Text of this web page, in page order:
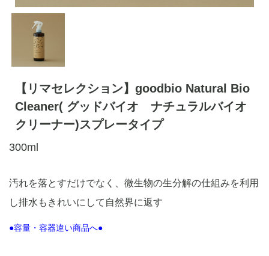
【リマセレクション】goodbio Natural Bio
Cleaner( グッドバイオ ナチュラルバイオ
クリーナー)スプレータイプ
300ml
汚れを落とすだけでなく、微生物の生分解の仕組みを利用
し排水もきれいにして自然界に返す
●容量・容器違い商品へ●